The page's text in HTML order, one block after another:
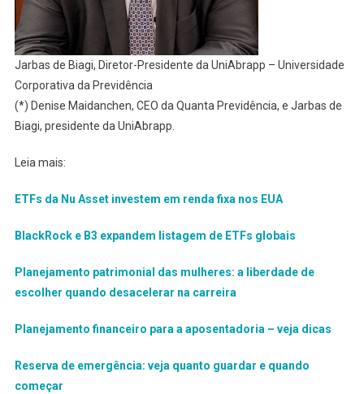
Jarbas de Biagi, Diretor-Presidente da UniAbrapp – Universidade
Corporativa da Previdência
(*) Denise Maidanchen, CEO da Quanta Previdência, e Jarbas de
Biagi, presidente da UniAbrapp.
Leia mais:
ETFs da Nu Asset investem em renda fixa nos EUA
BlackRock e B3 expandem listagem de ETFs globais
Planejamento patrimonial das mulheres: a liberdade de
escolher quando desacelerar na carreira
Planejamento financeiro para a aposentadoria – veja dicas
Reserva de emergência: veja quanto guardar e quando
começar